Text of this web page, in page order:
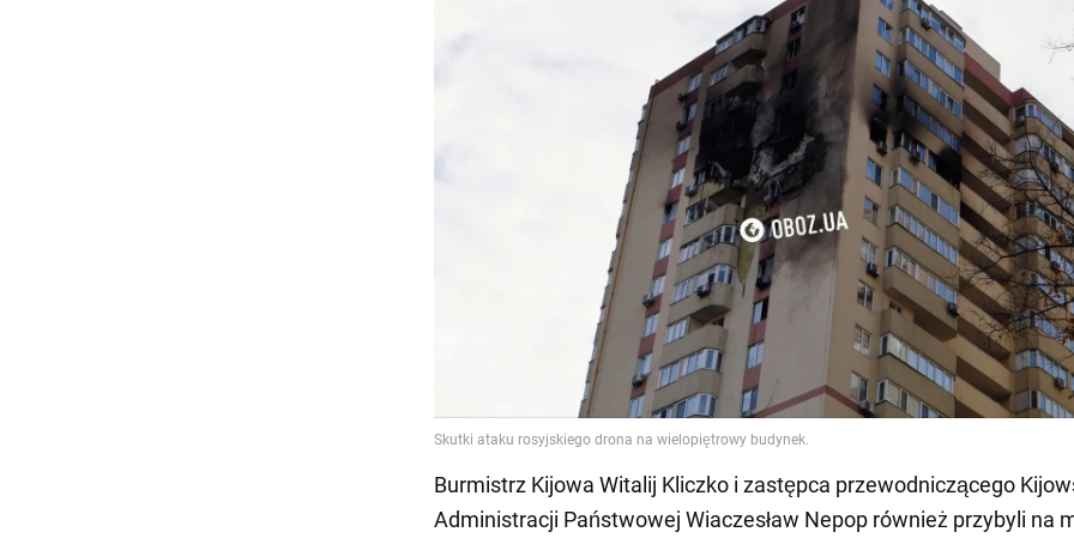
Burmistrz Kijowa Witalij Kliczko i zastępca przewodniczącego
Administracji Państwowej Wiaczesław Nepop również przybyli na